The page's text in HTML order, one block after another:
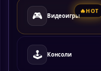
HOT
🎮 Видеоигры
🕹️ Консоли